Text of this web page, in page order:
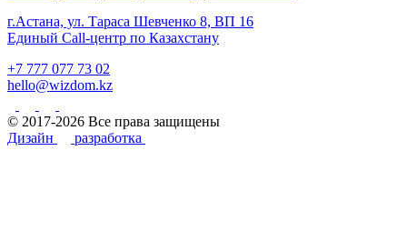
г.Астана, ул. Тараса Шевченко 8, ВП 16
Единый Call-центр по Казахстану
+7 777 077 73 02
hello@wizdom.kz
© 2017-2026 Все права защищены
Дизайн
разработка